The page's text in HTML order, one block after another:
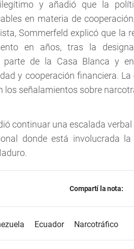
y añadió que la
en materia de
Sommerfeld explicó que la
en años, tras la
parte de la Casa Blanca y
y cooperación financiera.
los señalamientos sobre
continuar una escalada
donde está involucrada
Compartí la nota:
Ecuador Narcotráfico